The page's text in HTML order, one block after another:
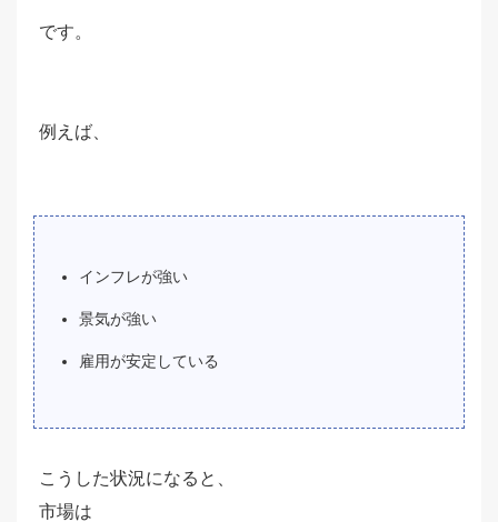
です。
例えば、
インフレが強い
景気が強い
雇用が安定している
こうした状況になると、
市場は